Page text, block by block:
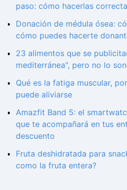
paso: cómo hacerlas
Donación de médula ósea:
cómo puedes hacerte
23 alimentos que se
mediterránea", pero no lo son
Qué es la fatiga muscular,
puede aliviarse
Amazfit Band 5: el
que te acompañará en tus
descuento
Fruta deshidratada para
como la fruta entera?